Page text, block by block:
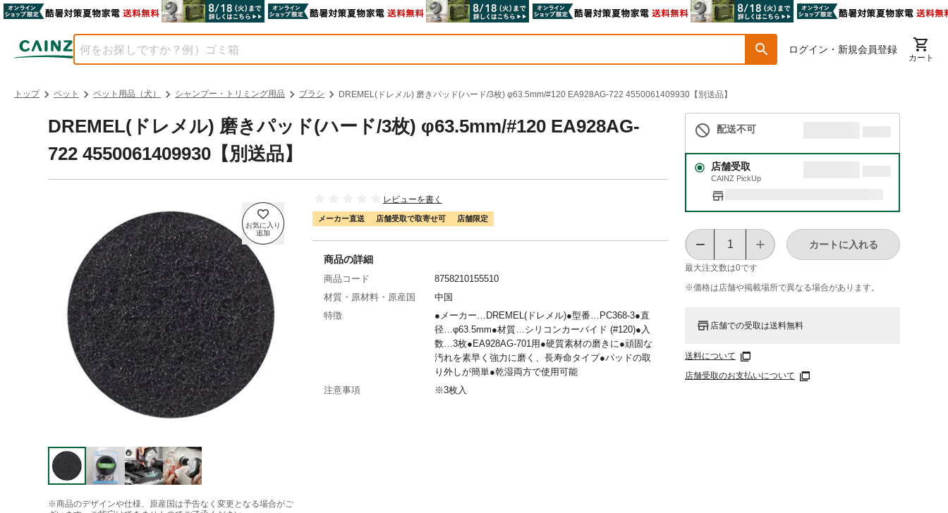
ログイン・新規会員登録
カート
トップ ペット ペット用品（犬） シャンプー・トリミング用品 ブラシ DREMEL(ドレメル) 磨きパッド(ハード/3枚) φ63.5mm/#120 EA928AG-722 4550061409930【別送品】
DREMEL(ドレメル) 磨きパッド(ハード/3枚) φ63.5mm/#120 EA928AG-
722 4550061409930【別送品】
※商品のデザインや仕様、原産国は予告なく変更となる場合がご
レビューを書く
メーカー直送 店舗受取で取寄せ可 店舗限定
配送不可
店舗受取
CAINZ PickUp
最大注文数は0です
カートに入れる
※価格は​店舗や​掲載場所で​異なる​場合が​あります。
店舗での受取は送料無料
送料について
店舗受取のお支払いについて
商品の詳細
商品コード
8758210155510
材質・原材料・原産国
中国
特徴
●メーカー…DREMEL(ドレメル)●型番…PC368-3●直
径…φ63.5mm●材質…シリコンカーバイド (#120)●入
数…3枚●EA928AG-701用●硬質素材の磨きに●頑固な
汚れを素早く強力に磨く、長寿命タイプ●パッドの取
り外しが簡単●乾湿両方で使用可能
注意事項
※3枚入